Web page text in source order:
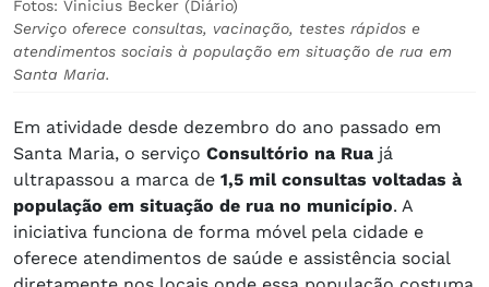
Fotos: Vinicius Becker (Diário)
Serviço oferece consultas, vacinação, testes rápidos e
atendimentos sociais à população em situação de rua em
Santa Maria.
Em atividade desde dezembro do ano passado em
Santa Maria, o serviço Consultório na Rua já
ultrapassou a marca de 1,5 mil consultas voltadas à
população em situação de rua no município. A
iniciativa funciona de forma móvel pela cidade e
oferece atendimentos de saúde e assistência social